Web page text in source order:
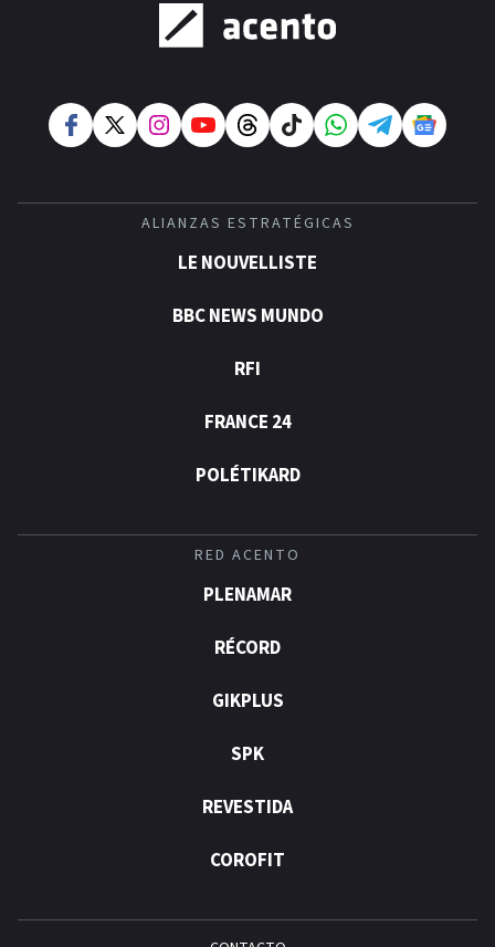
ALIANZAS ESTRATÉGICAS
LE NOUVELLISTE
BBC NEWS MUNDO
RFI
FRANCE 24
POLÉTIKARD
RED ACENTO
PLENAMAR
RÉCORD
GIKPLUS
SPK
REVESTIDA
COROFIT